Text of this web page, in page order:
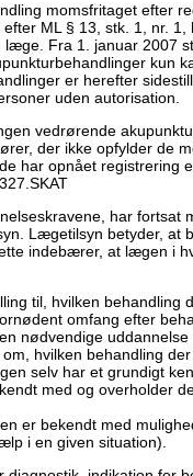
momsfritaget efter
ML § 13, stk. 1, nr.
Fra 1. januar 2007
kun
er herefter
uden autorisation.
vedrørende
der ikke opfylder de
har opnået registrering
har fortsat
Lægetilsyn betyder, at
indebærer, at lægen i
til, hvilken behandling
omfang efter
nødvendige
hvilken behandling
selv har et grundigt
med og overholder
er bekendt med
i en given situation).